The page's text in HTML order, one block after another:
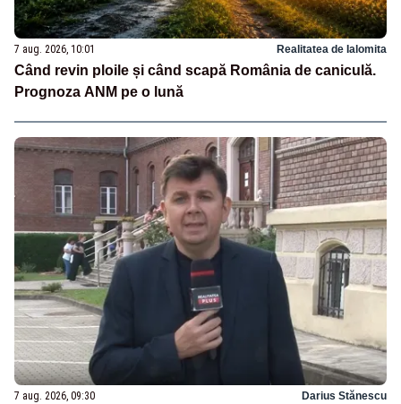
7 aug. 2026, 10:01 Realitatea de Ialomita
Când revin ploile și când scapă România de caniculă.
Prognoza ANM pe o lună
7 aug. 2026, 09:30 Darius Stănescu